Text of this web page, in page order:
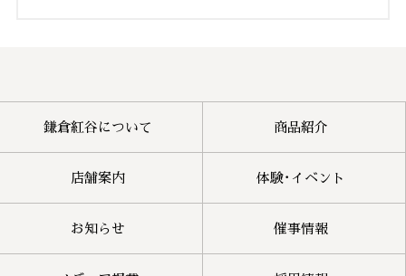
鎌倉紅谷について 商品紹介
店舗案内 体験･イベント
お知らせ 催事情報